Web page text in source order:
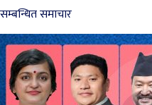
सम्बन्धित समाचार